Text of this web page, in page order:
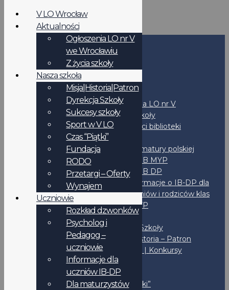
Szkoła
Aktualności
Ogłoszenia LO nr V
Z życia szkoły
Aktualności biblioteki
Programy
Program matury polskiej
Program IB MYP
Program IB DP
Informacje o IB-DP dla
uczniów i rodziców klas
2MYP
Liceum
Dyrekcja Szkoły
Misja – Historia – Patron
Inicjatywy | Konkursy
Biblioteka
Fundacja
Czas “Piątki”
V LO Wrocław
Aktualności
Ogłoszenia LO nr V
we Wrocławiu
Z życia szkoły
Nasza szkoła
Misja|Historia|Patron
Dyrekcja Szkoły
Sukcesy szkoły
Sport w V LO
Czas “Piątki”
Fundacja
RODO
Przetargi – Oferty
Wynajem
Uczniowie
Rozkład dzwonków
Psycholog i
Pedagog –
uczniowie
Informacje dla
uczniów IB-DP
Dla maturzystów